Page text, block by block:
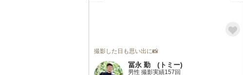
撮影した日も思い出に📸
冨永 勤 (トミー)
男性 撮影実績157回